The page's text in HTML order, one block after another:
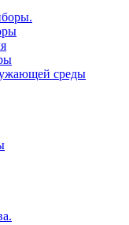
среды